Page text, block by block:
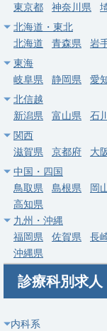
募集科目
勤務地
常勤
【熱海市】リハビリ
求人病院名
募集科目
給与
常勤
【下田市】小児科
核病院／職員寮あり
東京都
神奈川県
北海道・東北
北海道
青森県 岩
東海
岐阜県
静岡県 愛
北信越
新潟県
富山県 石
関西
滋賀県
京都府 大
中国・四国
鳥取県
島根県 岡
高知県
九州・沖縄
福岡県
佐賀県 長
沖縄県
診療科別求人
内科系